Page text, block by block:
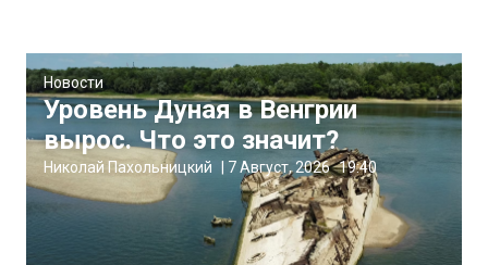
Новости
Уровень Дуная в Венгрии
вырос. Что это значит?
Николай Пахольницкий 7 Август, 2026 19:40